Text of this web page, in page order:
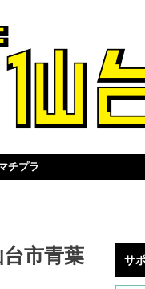
チプラ
市青葉
サ